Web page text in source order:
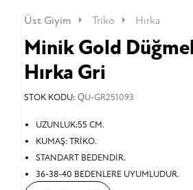
Üst Giyim Triko Hırka
Minik Gold
Hırka Gri
STOK KODU: QU-GR251093
UZUNLUK:55 CM.
KUMAŞ: TRİKO.
STANDART BEDENDİR.
36-38-40 BEDENLERE UYUMLUDUR.